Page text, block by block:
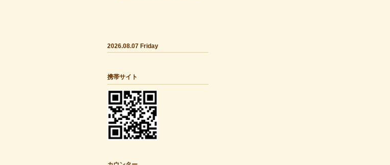
2026.08.07 Friday
携帯サイト